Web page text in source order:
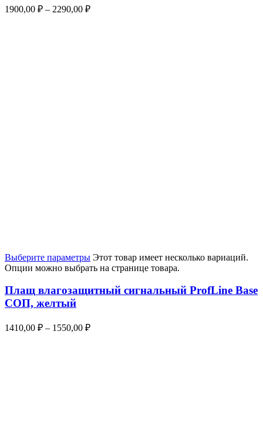
1900,00 ₽ – 2290,00 ₽
Выберите параметры Этот товар имеет несколько вариаций.
Опции можно выбрать на странице товара.
Плащ влагозащитный сигнальный ProfLine Base
СОП, желтый
1410,00 ₽ – 1550,00 ₽